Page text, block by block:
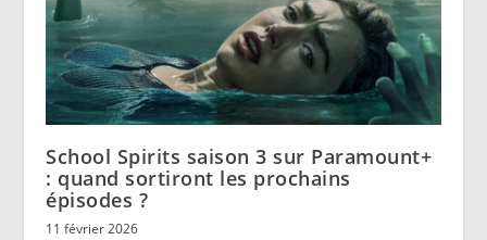
School Spirits saison 3 sur Paramount+
: quand sortiront les prochains
épisodes ?
11 février 2026